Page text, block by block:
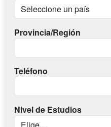
Provincia/Región
Teléfono
Nivel de Estudios